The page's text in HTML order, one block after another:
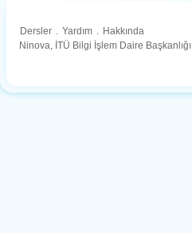
Dersler . Yardım . Hakkında
Ninova, İTÜ Bilgi İşlem Daire